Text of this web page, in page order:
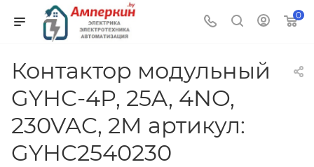
0
Контактор модульный
GYHC-4P, 25A, 4NO,
230VAC, 2M артикул:
GYHC2540230